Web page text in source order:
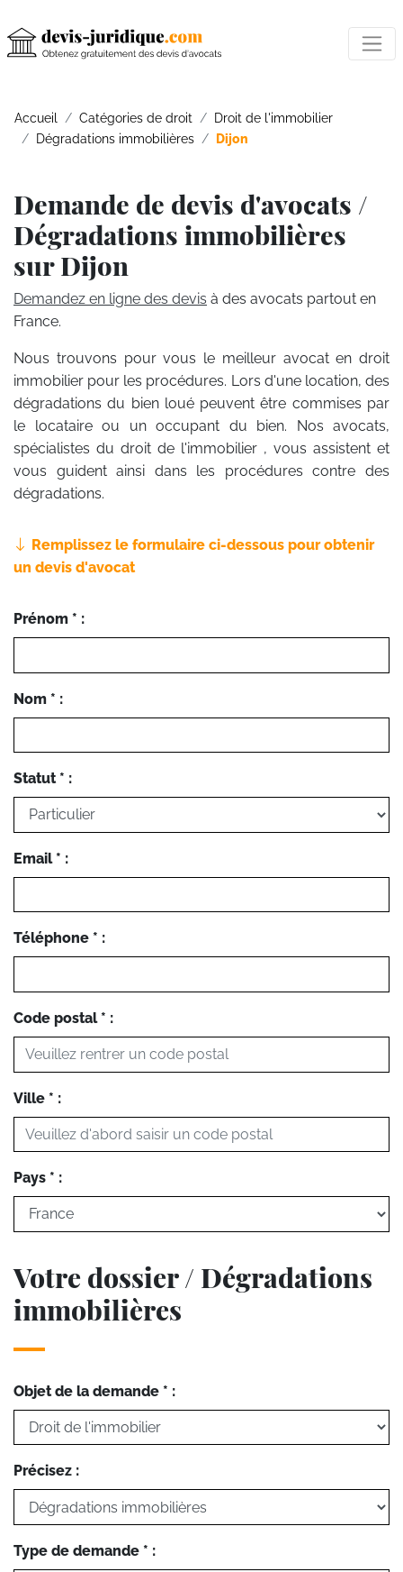
Accueil Catégories de droit
Droit de l'immobilier
Dégradations immobilières
Dijon
Demande de devis d'avocats /
Dégradations immobilières
sur Dijon
Demandez en ligne des devis à des avocats partout en
France.
Nous trouvons pour vous le meilleur avocat en droit
immobilier pour les procédures. Lors d'une location, des
dégradations du bien loué peuvent être commises par
le locataire ou un occupant du bien. Nos avocats,
spécialistes du droit de l'immobilier , vous assistent et
vous guident ainsi dans les procédures contre des
dégradations.
Remplissez le formulaire ci-dessous pour obtenir
un devis d'avocat
Prénom * :
Nom * :
Statut * :
Email * :
Téléphone * :
Code postal * :
Ville * :
Pays * :
Votre dossier / Dégradations
immobilières
Objet de la demande * :
Précisez :
Type de demande * :